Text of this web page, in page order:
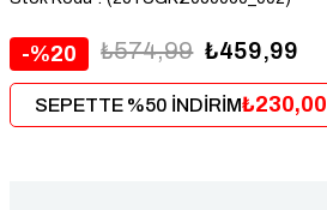
20 ₺574,99 ₺459,99
SEPETTE %50 İNDİRİM₺230,00